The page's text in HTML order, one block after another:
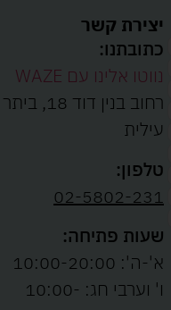
יצירת קשר
כתובתנו:
נווטו אלינו עם WAZE
רחוב בנין דוד 18, ביתר
עילית
טלפון:
02-5802-231
שעות פתיחה:
א'-ה': 10:00-20:00
ו' וערבי חג: 10:00-